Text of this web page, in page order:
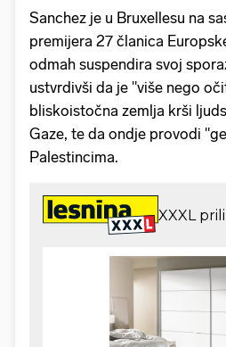
Sanchez je u Bruxellesu na
premijera 27 članica
odmah suspendira svoj
ustvrdivši da je "više nego
bliskoistočna zemlja krši
Gaze, te da ondje provodi
Palestincima.